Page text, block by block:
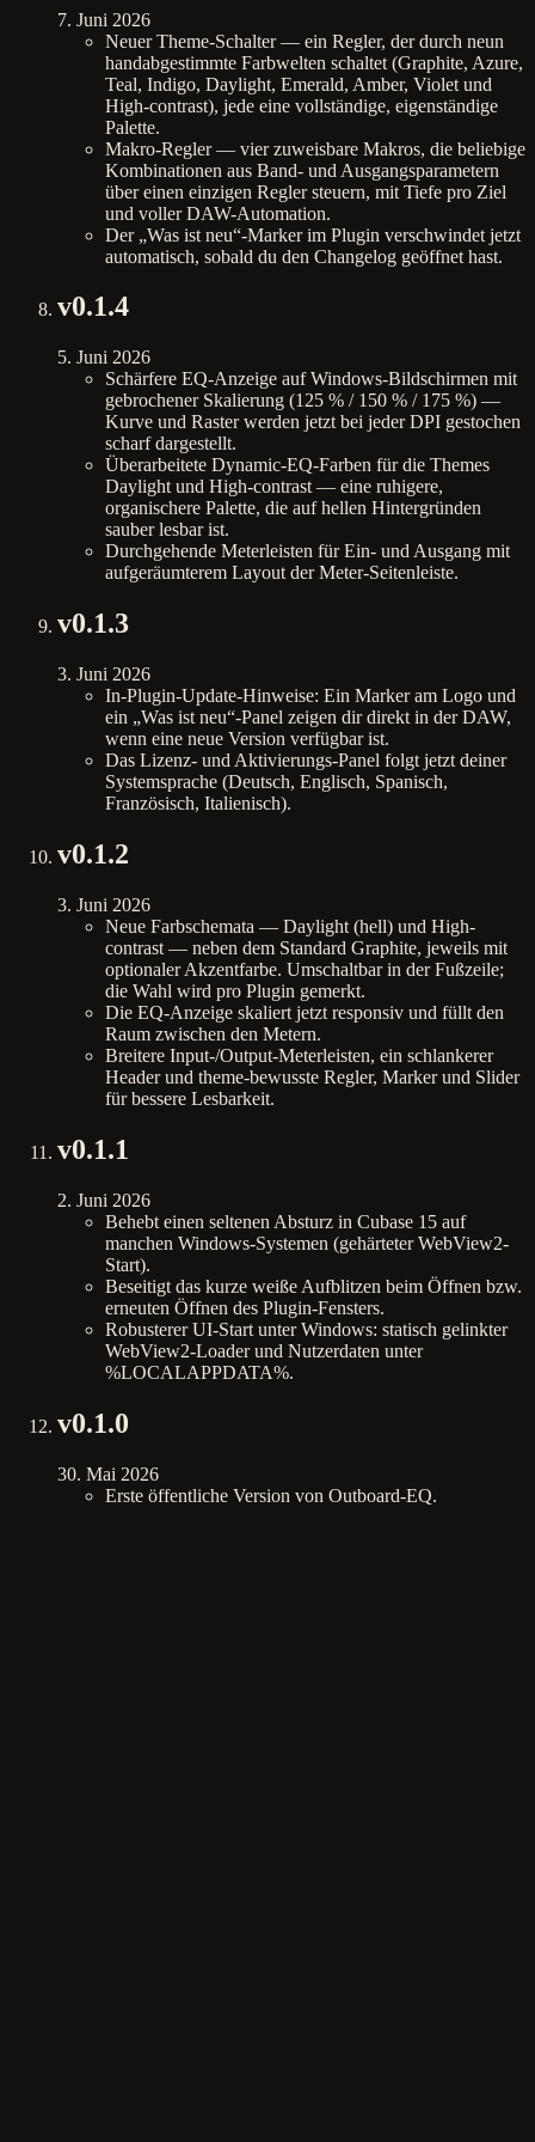
7. Juni 2026
Neuer Theme-Schalter — ein Regler, der durch neun
handabgestimmte Farbwelten schaltet (Graphite, Azure,
Teal, Indigo, Daylight, Emerald, Amber, Violet und
High-contrast), jede eine vollständige, eigenständige
Palette.
Makro-Regler — vier zuweisbare Makros, die beliebige
Kombinationen aus Band- und Ausgangsparametern
über einen einzigen Regler steuern, mit Tiefe pro Ziel
und voller DAW-Automation.
Der „Was ist neu“-Marker im Plugin verschwindet jetzt
automatisch, sobald du den Changelog geöffnet hast.
v0.1.4
5. Juni 2026
Schärfere EQ-Anzeige auf Windows-Bildschirmen mit
gebrochener Skalierung (125 % / 150 % / 175 %) —
Kurve und Raster werden jetzt bei jeder DPI gestochen
scharf dargestellt.
Überarbeitete Dynamic-EQ-Farben für die Themes
Daylight und High-contrast — eine ruhigere,
organischere Palette, die auf hellen Hintergründen
sauber lesbar ist.
Durchgehende Meterleisten für Ein- und Ausgang mit
aufgeräumterem Layout der Meter-Seitenleiste.
v0.1.3
3. Juni 2026
In-Plugin-Update-Hinweise: Ein Marker am Logo und
ein „Was ist neu“-Panel zeigen dir direkt in der DAW,
wenn eine neue Version verfügbar ist.
Das Lizenz- und Aktivierungs-Panel folgt jetzt deiner
Systemsprache (Deutsch, Englisch, Spanisch,
Französisch, Italienisch).
v0.1.2
3. Juni 2026
Neue Farbschemata — Daylight (hell) und High-
contrast — neben dem Standard Graphite, jeweils mit
optionaler Akzentfarbe. Umschaltbar in der Fußzeile;
die Wahl wird pro Plugin gemerkt.
Die EQ-Anzeige skaliert jetzt responsiv und füllt den
Raum zwischen den Metern.
Breitere Input-/Output-Meterleisten, ein schlankerer
Header und theme-bewusste Regler, Marker und Slider
für bessere Lesbarkeit.
v0.1.1
2. Juni 2026
Behebt einen seltenen Absturz in Cubase 15 auf
manchen Windows-Systemen (gehärteter WebView2-
Start).
Beseitigt das kurze weiße Aufblitzen beim Öffnen bzw.
erneuten Öffnen des Plugin-Fensters.
Robusterer UI-Start unter Windows: statisch gelinkter
WebView2-Loader und Nutzerdaten unter
%LOCALAPPDATA%.
v0.1.0
30. Mai 2026
Erste öffentliche Version von Outboard-EQ.